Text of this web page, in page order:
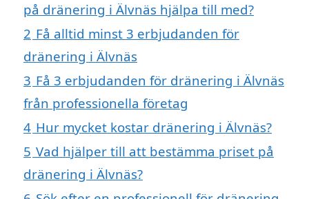
på dränering i Älvnäs hjälpa till med?
2 Få alltid minst 3 erbjudanden för
dränering i Älvnäs
3 Få 3 erbjudanden för dränering i Älvnäs
från professionella företag
4 Hur mycket kostar dränering i Älvnäs?
5 Vad hjälper till att bestämma priset på
dränering i Älvnäs?